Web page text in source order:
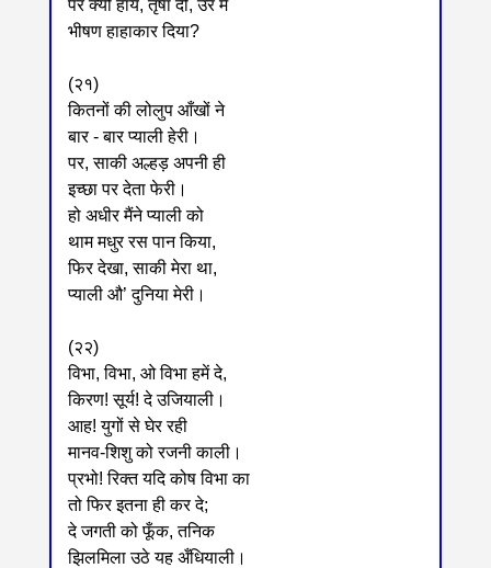
पर क्यों हाय, तृषा दी, उर में
भीषण हाहाकार दिया?
(२१)
कितनों की लोलुप आँखों ने
बार - बार प्याली हेरी।
पर, साकी अल्हड़ अपनी ही
इच्छा पर देता फेरी।
हो अधीर मैंने प्याली को
थाम मधुर रस पान किया,
फिर देखा, साकी मेरा था,
प्याली औ’ दुनिया मेरी।
(२२)
विभा, विभा, ओ विभा हमें दे,
किरण! सूर्य! दे उजियाली।
आह! युगों से घेर रही
मानव-शिशु को रजनी काली।
प्रभो! रिक्त यदि कोष विभा का
तो फिर इतना ही कर दे;
दे जगती को फूँक, तनिक
झिलमिला उठे यह अँधियाली।